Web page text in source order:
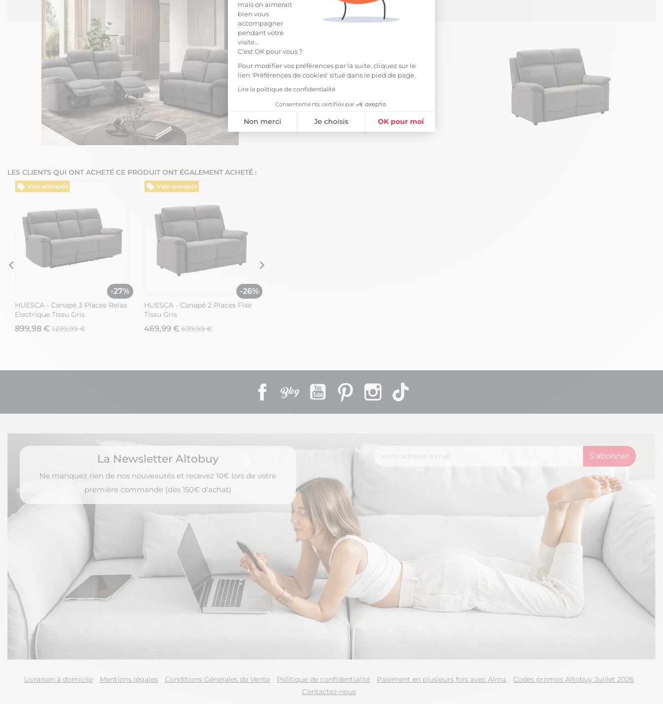
mais on aimerait
bien vous
accompagner
pendant votre
visite...
C'est OK pour vous ?
Pour modifier vos préférences par la suite, cliquez sur le
lien 'Préférences de cookies' situé dans le pied de page.
Lire la politique de confidentialité
Consentements certifiés par
Non merci Je choisis OK pour moi
LES CLIENTS QUI ONT ACHETÉ CE PRODUIT ONT ÉGALEMENT ACHETÉ :
Vide entrepôt
-27%
HUESCA - Canapé 3 Places Relax
Electrique Tissu Gris
899,98 € 1 239,99 €
Vide entrepôt
-26%
HUESCA - Canapé 2 Places Fixe
Tissu Gris
469,99 € 639,99 €
Facebook
Rss YouTube PinterestInstagram
La Newsletter Altobuy
Ne manquez rien de nos nouveautés et recevez 10€ lors de votre
première commande (dès 150€ d'achat)
Livraison à domicile Mentions légales Conditions Générales de Vente Politique de confidentialité Paiement en plusieurs fois avec Alma
Codes promos Altobuy Juillet 2026
Contactez-nous